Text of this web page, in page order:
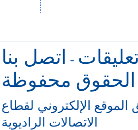
-
اتصل بنا
الحقوق محفوظة
الإلكتروني لقطاع
الاتصالات الراديوية